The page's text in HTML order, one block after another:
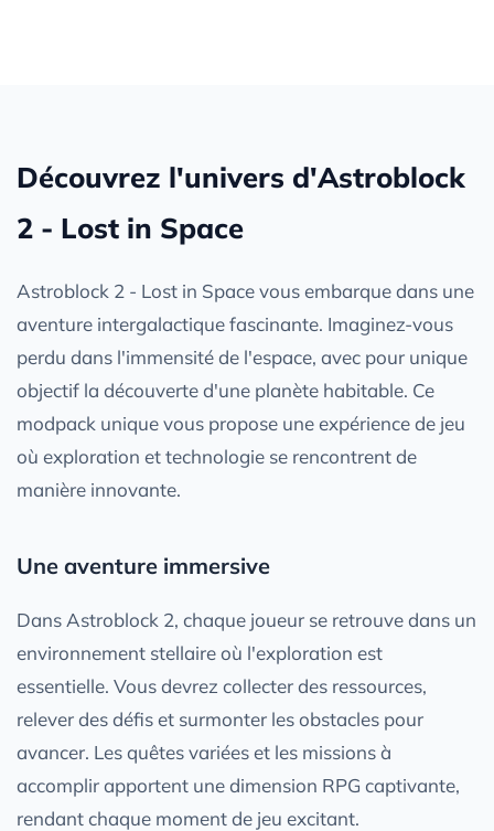
Découvrez l'univers d'Astroblock
2 - Lost in Space
Astroblock 2 - Lost in Space vous embarque dans une
aventure intergalactique fascinante. Imaginez-vous
perdu dans l'immensité de l'espace, avec pour unique
objectif la découverte d'une planète habitable. Ce
modpack unique vous propose une expérience de jeu
où exploration et technologie se rencontrent de
manière innovante.
Une aventure immersive
Dans Astroblock 2, chaque joueur se retrouve dans un
environnement stellaire où l'exploration est
essentielle. Vous devrez collecter des ressources,
relever des défis et surmonter les obstacles pour
avancer. Les quêtes variées et les missions à
accomplir apportent une dimension RPG captivante,
rendant chaque moment de jeu excitant.